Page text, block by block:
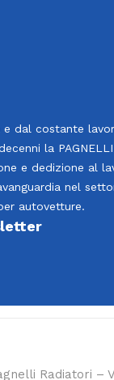
e dal costante
la PAGNELLI
e dedizione al
nel
autovetture.
Radiatori –